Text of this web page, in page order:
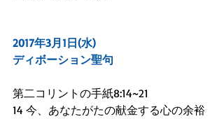
2017年3月1日(水)
ディボーション聖句
第二コリントの手紙8:14~21
14 今、あなたがたの献金する心の余裕